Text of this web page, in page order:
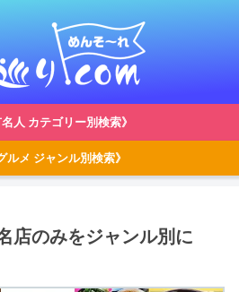
名人 カテゴリー別検索》
ルメ ジャンル別検索》
店のみをジャンル別に